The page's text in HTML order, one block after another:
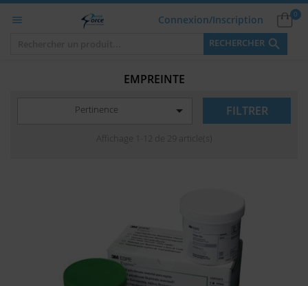
 0
Connexion/Inscription
RECHERCHER 
EMPREINTE
Pertinence  FILTRER
Affichage 1-12 de 29 article(s)